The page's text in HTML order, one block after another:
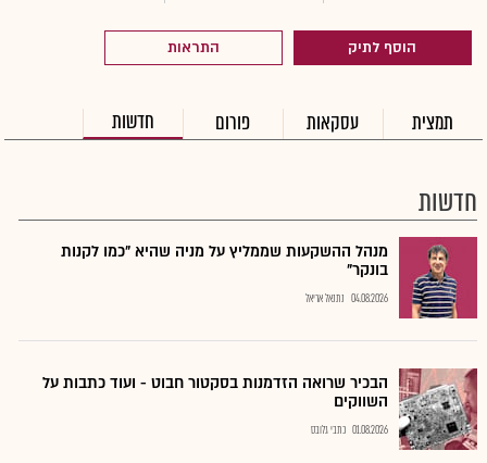
הוסף לתיק התראות
תמצית עסקאות פורום חדשות
חדשות
מנהל ההשקעות שממליץ על מניה שהיא "כמו לקנות
בונקר"
04.08.2026 נתנאל אריאל
הבכיר שרואה הזדמנות בסקטור חבוט - ועוד כתבות על
השווקים
01.08.2026 כתבי גלובס